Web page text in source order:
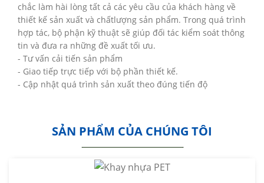
chắc làm hài lòng tất cả các yêu cầu của khách hàng về
thiết kế sản xuất và chấtlượng sản phẩm. Trong quá trình
hợp tác, bộ phận kỹ thuật sẽ giúp đối tác kiểm soát thông
tin và đưa ra những đề xuất tối ưu.
- Tư vấn cải tiến sản phẩm
- Giao tiếp trực tiếp với bộ phần thiết kế.
- Cập nhật quá trình sản xuất theo đúng tiến độ
SẢN PHẨM CỦA CHÚNG TÔI